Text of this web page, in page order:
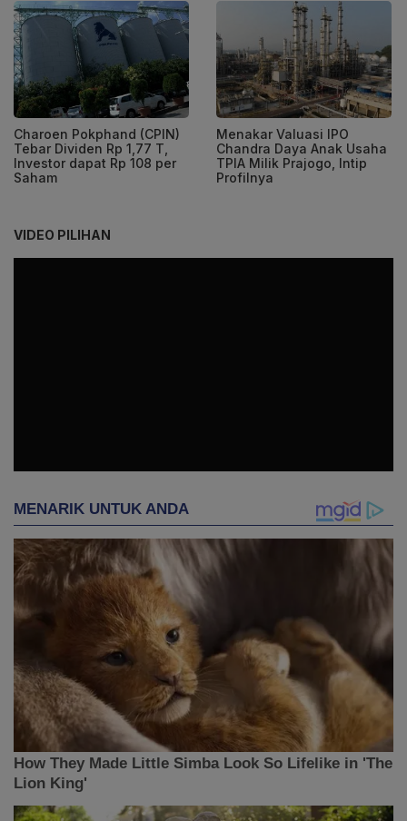
Charoen Pokphand (CPIN)
Tebar Dividen Rp 1,77 T,
Investor dapat Rp 108 per
Saham
Menakar Valuasi IPO
Chandra Daya Anak Usaha
TPIA Milik Prajogo, Intip
Profilnya
VIDEO PILIHAN